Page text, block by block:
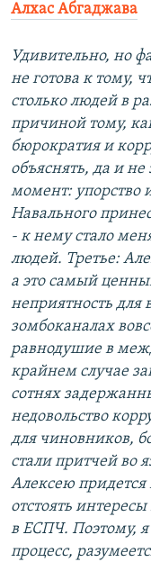
Алхас Абгаджава
Удивительно, но
не готова к тому,
столько людей в
причиной тому,
бюрократия и
объяснять, да и
момент: упорство
Навального
- к нему стало
людей. Третье:
а это самый
неприятность для
зомбоканалах
равнодушие в
крайнем случае
сотнях
недовольство
для чиновников,
стали притчей во
Алексею придется
отстоять
в ЕСПЧ. Поэтому, я
процесс,